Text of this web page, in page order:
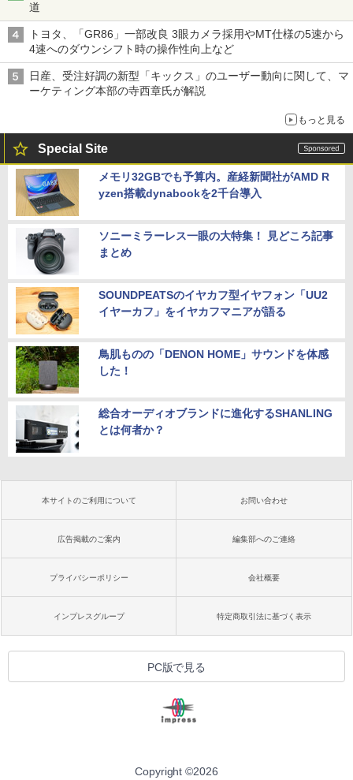
道
トヨタ、「GR86」一部改良 3眼カメラ採用やMT仕様の5速から
4速へのダウンシフト時の操作性向上など
日産、受注好調の新型「キックス」のユーザー動向に関して、マ
ーケティング本部の寺西章氏が解説
もっと見る
Special Site
メモリ32GBでも予算内。産経新聞社がAMD R
yzen搭載dynabookを2千台導入
ソニーミラーレス一眼の大特集！ 見どころ記事
まとめ
SOUNDPEATSのイヤカフ型イヤフォン「UU2
イヤーカフ」をイヤカフマニアが語る
鳥肌ものの「DENON HOME」サウンドを体感
した！
総合オーディオブランドに進化するSHANLING
とは何者か？
本サイトのご利用について お問い合わせ
広告掲載のご案内 編集部へのご連絡
プライバシーポリシー 会社概要
インプレスグループ 特定商取引法に基づく表示
PC版で見る
Copyright ©2026